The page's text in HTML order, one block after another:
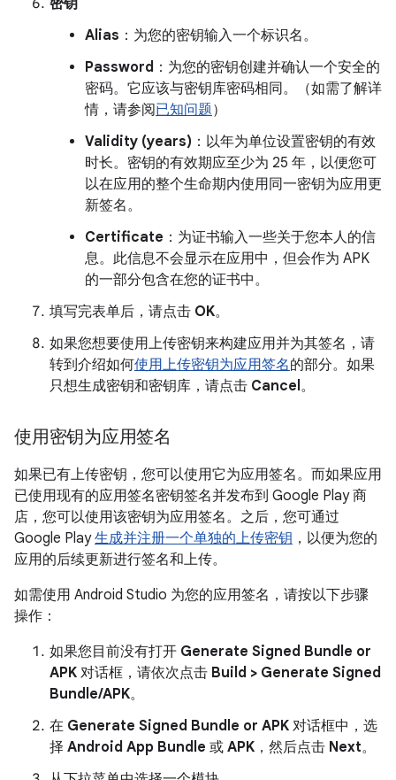
密钥
Alias ：为您的密钥输入一个标识名。
Password ：为您的密钥创建并确认一个安全的
密码。它应该与密钥库密码相同。（如需了解详
情，请参阅已知问题）
Validity (years) ：以年为单位设置密钥的有效
时长。密钥的有效期应至少为 25 年，以便您可
以在应用的整个生命期内使用同一密钥为应用更
新签名。
Certificate ：为证书输入一些关于您本人的信
息。此信息不会显示在应用中，但会作为 APK
的一部分包含在您的证书中。
填写完表单后，请点击 OK。
如果您想要使用上传密钥来构建应用并为其签名，请
转到介绍如何使用上传密钥为应用签名的部分。如果
只想生成密钥和密钥库，请点击 Cancel。
使用密钥为应用签名
如果已有上传密钥，您可以使用它为应用签名。而如果应用
已使用现有的应用签名密钥签名并发布到 Google Play 商
店，您可以使用该密钥为应用签名。之后，您可通过
Google Play生成并注册一个单独的上传密钥 ，以便为您的
应用的后续更新进行签名和上传。
如需使用 Android Studio 为您的应用签名，请按以下步骤
操作：
如果您目前没有打开 Generate Signed Bundle or
APK 对话框，请依次点击 Build > Generate Signed
Bundle/APK。
在 Generate Signed Bundle or APK 对话框中，选
择 Android App Bundle 或 APK ，然后点击 Next。